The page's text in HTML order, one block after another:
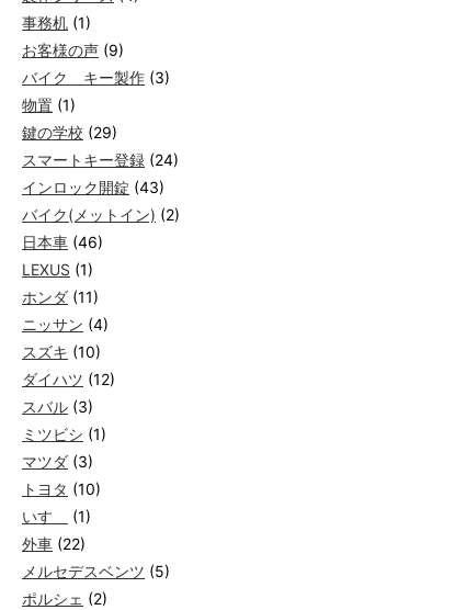
事務机 (1)
お客様の声 (9)
バイク キー製作 (3)
物置 (1)
鍵の学校 (29)
スマートキー登録 (24)
インロック開錠 (43)
バイク(メットイン) (2)
日本車 (46)
LEXUS (1)
ホンダ (11)
ニッサン (4)
スズキ (10)
ダイハツ (12)
スバル (3)
ミツビシ (1)
マツダ (3)
トヨタ (10)
いすゞ
(1)
外車 (22)
メルセデスベンツ (5)
ポルシェ (2)